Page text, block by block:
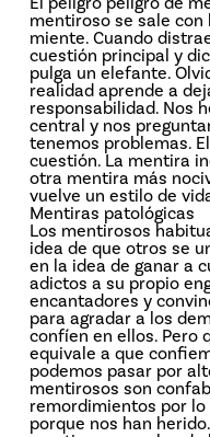
mentiroso se sale
miente. Cuando
cuestión principal y
pulga un elefante.
realidad aprende a
responsabilidad. Nos
central y nos
tenemos problemas.
cuestión. La mentira
otra mentira más
vuelve un estilo de
Mentiras patológicas
Los mentirosos
idea de que otros se
en la idea de ganar a
adictos a su propio
encantadores y
para agradar a los
confíen en ellos. Pero
equivale a que
podemos pasar por
mentirosos son
remordimientos por lo
porque nos han